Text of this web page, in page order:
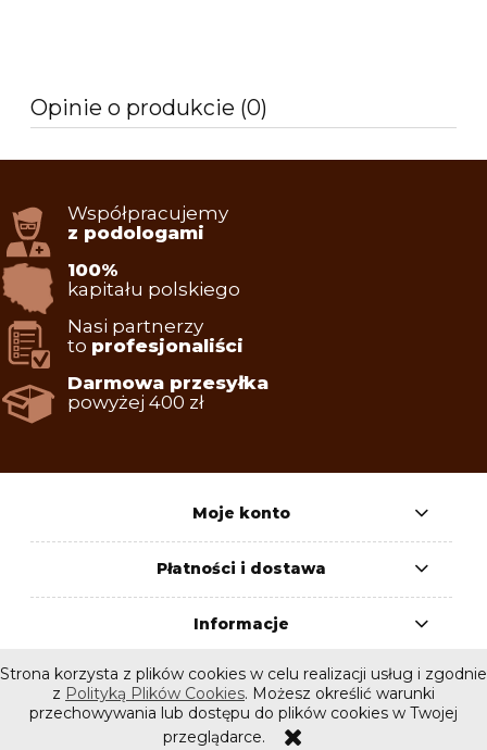
Strona korzysta z plików cookies w celu realizacji usług i zgodnie
z Polityką Plików Cookies. Możesz określić warunki
przechowywania lub dostępu do plików cookies w Twojej
przeglądarce.
Opinie o produkcie (0)
Współpracujemy
z podologami
100%
kapitału polskiego
Nasi partnerzy
to profesjonaliści
Darmowa przesyłka
powyżej 400 zł
Moje konto
Płatności i dostawa
Informacje
O nas
pokaż pełną wersję strony